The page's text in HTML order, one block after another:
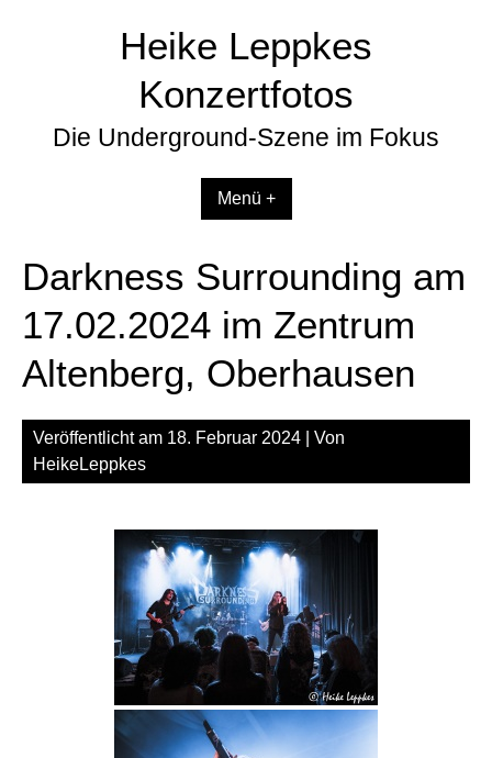
Heike Leppkes
Konzertfotos
Die Underground-Szene im Fokus
Menü +
Darkness Surrounding am
17.02.2024 im Zentrum
Altenberg, Oberhausen
Veröffentlicht am 18. Februar 2024 | Von
HeikeLeppkes